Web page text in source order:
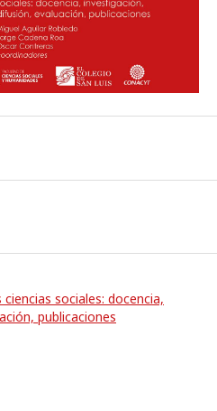
sociales: docencia,
publicaciones